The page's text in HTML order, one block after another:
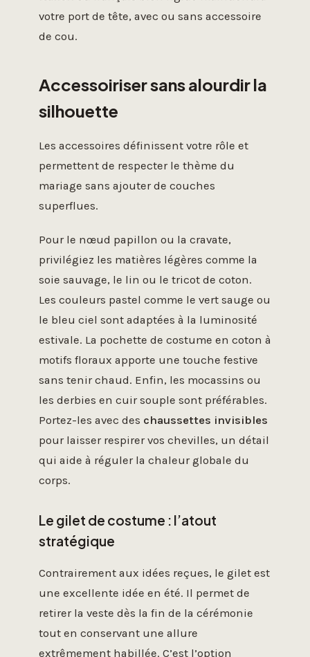
votre port de tête, avec ou sans accessoire
de cou.
Accessoiriser sans alourdir la
silhouette
Les accessoires définissent votre rôle et
permettent de respecter le thème du
mariage sans ajouter de couches
superflues.
Pour le nœud papillon ou la cravate,
privilégiez les matières légères comme la
soie sauvage, le lin ou le tricot de coton.
Les couleurs pastel comme le vert sauge ou
le bleu ciel sont adaptées à la luminosité
estivale. La pochette de costume en coton à
motifs floraux apporte une touche festive
sans tenir chaud. Enfin, les mocassins ou
les derbies en cuir souple sont préférables.
Portez-les avec des chaussettes invisibles
pour laisser respirer vos chevilles, un détail
qui aide à réguler la chaleur globale du
corps.
Le gilet de costume : l’atout
stratégique
Contrairement aux idées reçues, le gilet est
une excellente idée en été. Il permet de
retirer la veste dès la fin de la cérémonie
tout en conservant une allure
extrêmement habillée. C’est l’option